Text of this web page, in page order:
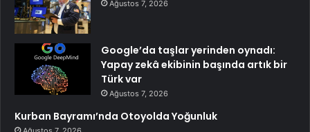
Ağustos 7, 2026
Google’da taşlar yerinden oynadı:
Yapay zekâ ekibinin başında artık bir
Türk var
Ağustos 7, 2026
Kurban Bayramı’nda Otoyolda Yoğunluk